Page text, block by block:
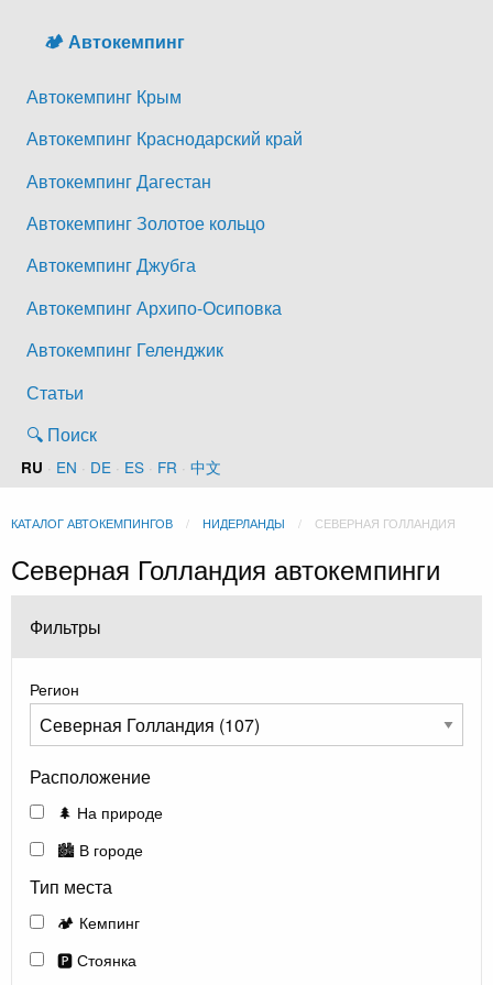
🏕️ Автокемпинг
Автокемпинг Крым
Автокемпинг Краснодарский край
Автокемпинг Дагестан
Автокемпинг Золотое кольцо
Автокемпинг Джубга
Автокемпинг Архипо-Осиповка
Автокемпинг Геленджик
Статьи
🔍 Поиск
RU · EN · DE · ES · FR · 中文
КАТАЛОГ АВТОКЕМПИНГОВ НИДЕРЛАНДЫ СЕВЕРНАЯ ГОЛЛАНДИЯ
Северная Голландия автокемпинги
Фильтры
Регион
Расположение
🌲 На природе
🏙️ В городе
Тип места
🏕️ Кемпинг
🅿️ Стоянка